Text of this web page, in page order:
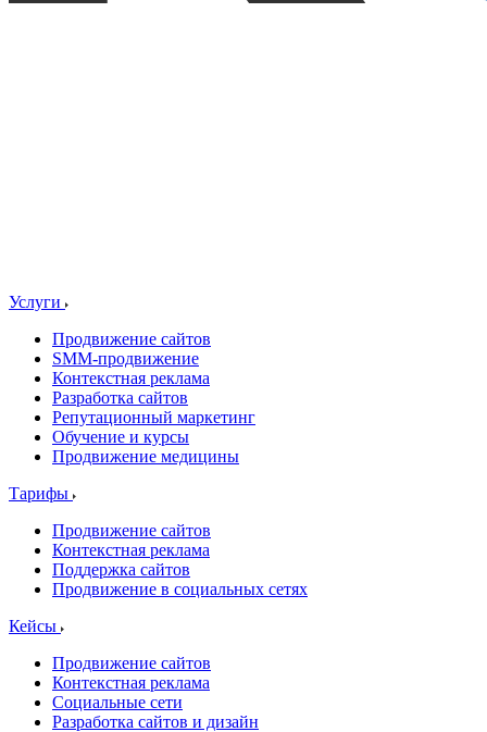
Услуги
Продвижение сайтов
SMM-продвижение
Контекстная реклама
Разработка сайтов
Репутационный маркетинг
Обучение и курсы
Продвижение медицины
Тарифы
Продвижение сайтов
Контекстная реклама
Поддержка сайтов
Продвижение в социальных сетях
Кейсы
Продвижение сайтов
Контекстная реклама
Социальные сети
Разработка сайтов и дизайн